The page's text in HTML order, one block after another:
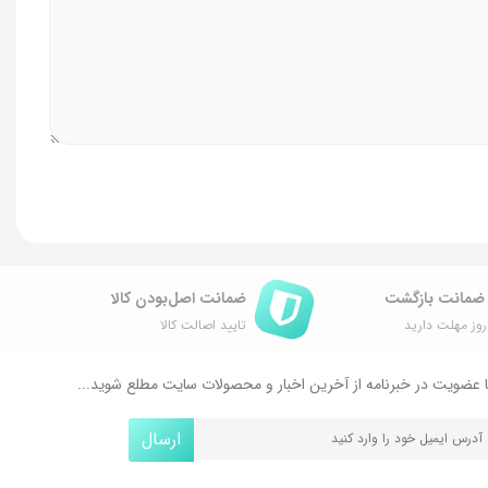
مهلت دارید
ضمانت اصل‌بودن کالا
تایید اصالت کالا
عضویت در خبرنامه از آخرین اخبار و محصولات سایت مطلع شوید...
ارسال